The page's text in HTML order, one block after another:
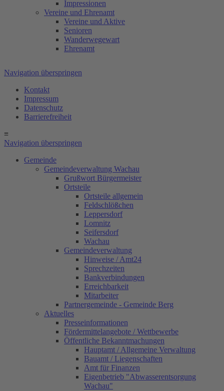
Impressionen
Vereine und Ehrenamt
Vereine und Aktive
Senioren
Wanderwegewart
Ehrenamt
Navigation überspringen
Kontakt
Impressum
Datenschutz
Barrierefreiheit
≡
Navigation überspringen
Gemeinde
Gemeindeverwaltung Wachau
Grußwort Bürgermeister
Ortsteile
Ortsteile allgemein
Feldschlößchen
Leppersdorf
Lomnitz
Seifersdorf
Wachau
Gemeindeverwaltung
Hinweise / Amt24
Sprechzeiten
Bankverbindungen
Erreichbarkeit
Mitarbeiter
Partnergemeinde - Gemeinde Berg
Aktuelles
Presseinformationen
Fördermittelangebote / Wettbewerbe
Öffentliche Bekanntmachungen
Hauptamt / Allgemeine Verwaltung
Bauamt / Liegenschaften
Amt für Finanzen
Eigenbetrieb "Abwasserentsorgung
Wachau"